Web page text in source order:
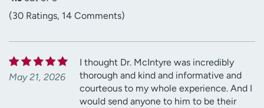
(30 Ratings, 14 Comments)
May 21, 2026
I thought Dr. McIntyre was incredibly
thorough and kind and informative and
courteous to my whole experience. And I
would send anyone to him to be their